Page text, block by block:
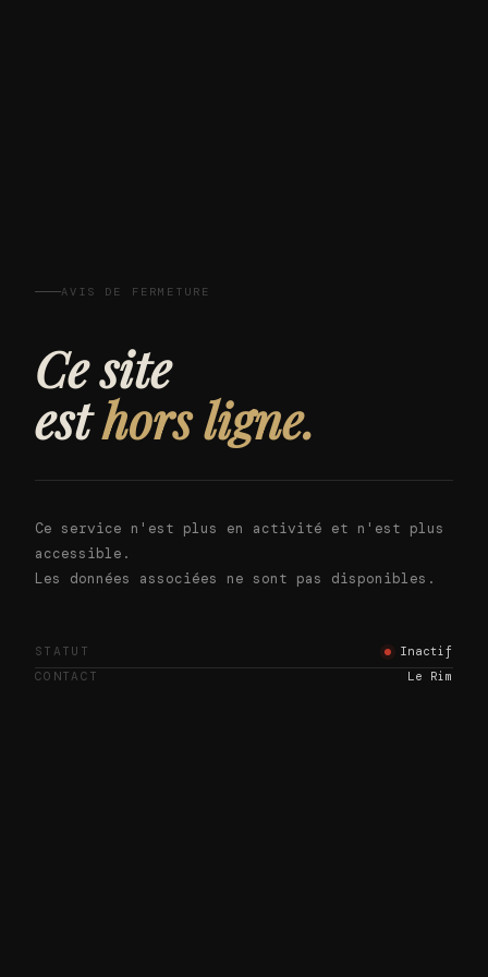
AVIS DE FERMETURE
Ce site
esthors ligne.
Ce service n'est plus en activité et n'est plus
accessible.
Les données associées ne sont pas disponibles.
STATUT
Inactif
CONTACT
Le Rim